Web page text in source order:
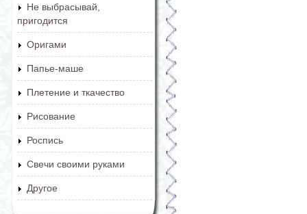
Не выбрасывай,
пригодится
Оригами
Папье-маше
Плетение и ткачество
Рисование
Роспись
Свечи своими руками
Другое